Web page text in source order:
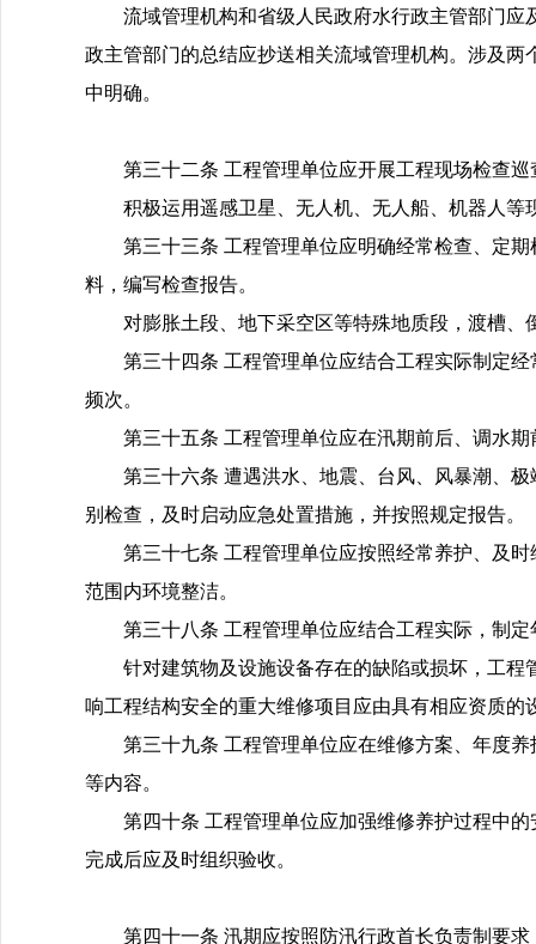
流域管理机构和省级人民政府水行政主管部门
政主管部门的总结应抄送相关流域管理机构。涉及
中明确。
第三十二条 工程管理单位应开展工程现场检查
积极运用遥感卫星、无人机、无人船、机器人
第三十三条 工程管理单位应明确经常检查、定
料，编写检查报告。
对膨胀土段、地下采空区等特殊地质段，渡槽
第三十四条 工程管理单位应结合工程实际制定
频次。
第三十五条 工程管理单位应在汛期前后、调水
第三十六条 遭遇洪水、地震、台风、风暴潮、
别检查，及时启动应急处置措施，并按照规定报告。
第三十七条 工程管理单位应按照经常养护、及
范围内环境整洁。
第三十八条 工程管理单位应结合工程实际，制
针对建筑物及设施设备存在的缺陷或损坏，工
响工程结构安全的重大维修项目应由具有相应资质的
第三十九条 工程管理单位应在维修方案、年度
等内容。
第四十条 工程管理单位应加强维修养护过程中
完成后应及时组织验收。
第四十一条 汛期应按照防汛行政首长负责制要